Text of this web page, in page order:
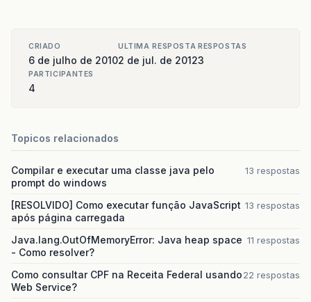
CRIADO
6 de julho de 2010
ULTIMA RESPOSTA
2 de jul. de 2012
RESPOSTAS
3
PARTICIPANTES
4
Topicos relacionados
Compilar e executar uma classe java pelo
prompt do windows
13 respostas
[RESOLVIDO] Como executar função JavaScript
após página carregada
13 respostas
Java.lang.OutOfMemoryError: Java heap space
- Como resolver?
11 respostas
Como consultar CPF na Receita Federal usando
Web Service?
22 respostas